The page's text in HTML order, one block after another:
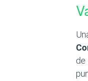
de